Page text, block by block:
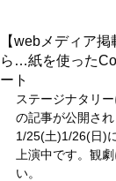
【webメディア
ら…紙を使った
ート
ステージナタリ
の記事が公開され
1/25(土)1/26(日)
上演中です。観
い。